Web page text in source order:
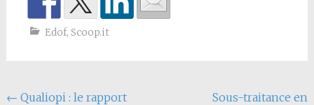
Edof, Scoop.it
← Qualiopi : le rapport
Sous-traitance en